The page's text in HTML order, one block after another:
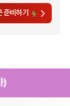
준비하기
)